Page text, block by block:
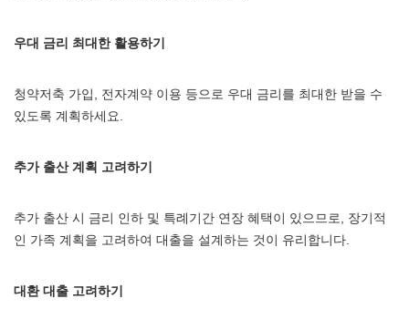
우대 금리 최대한 활용하기
청약저축 가입, 전자계약 이용 등으로 우대 금리를 최대한 받을 수
있도록 계획하세요.
추가 출산 계획 고려하기
추가 출산 시 금리 인하 및 특례기간 연장 혜택이 있으므로, 장기적
인 가족 계획을 고려하여 대출을 설계하는 것이 유리합니다.
대환 대출 고려하기